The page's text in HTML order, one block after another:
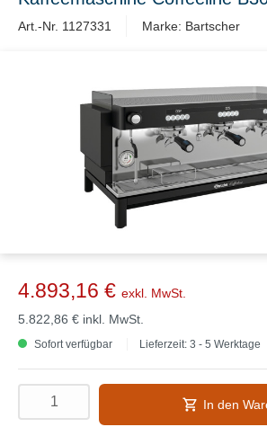
Art.-Nr. 1127331 Marke: Bartscher
4.893,16 € exkl. MwSt.
5.822,86 € inkl. MwSt.
Sofort verfügbar Lieferzeit: 3 - 5 Werktage
In den